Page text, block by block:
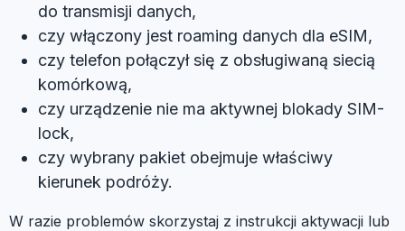
do transmisji danych,
czy włączony jest roaming danych dla eSIM,
czy telefon połączył się z obsługiwaną siecią
komórkową,
czy urządzenie nie ma aktywnej blokady SIM-
lock,
czy wybrany pakiet obejmuje właściwy
kierunek podróży.
W razie problemów skorzystaj z instrukcji aktywacji lub